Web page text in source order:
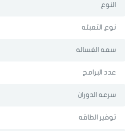
النوع
نوع التعبئه
سعه الغساله
عدد البرامج
سرعه الدوران
توفير الطاقه